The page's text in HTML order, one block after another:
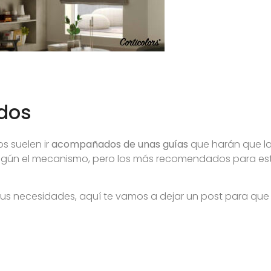
suelen iracompañados de unas guías que harán que
el mecanismo, pero los más recomendados para
necesidades, aquí te vamos a dejar un post para